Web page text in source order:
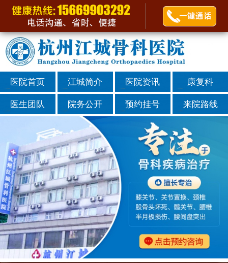
医院首页 江城简介 医院资讯 康复科
医生团队 院务公开 预约挂号 来院路线